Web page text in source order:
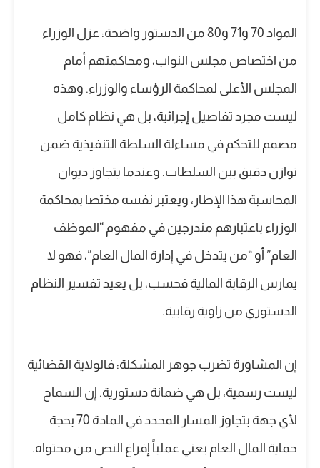
المواد 70 و71 و80 من الدستور واضحة: عزل الوزراء
من اختصاص مجلس النواب، ومحاكمتهم أمام
المجلس الأعلى لمحاكمة الرؤساء والوزراء. وهذه
ليست مجرد تفاصيل إجرائية، بل هي نظام كامل
مصمم للتحكم في مساءلة السلطة التنفيذية ضمن
توازن دقيق بين السلطات. وعندما يتجاوز ديوان
المحاسبة هذا الإطار، ويعتبر نفسه مختصا بمحاكمة
الوزراء باعتبارهم مندرجين في مفهوم “الموظف
العام” أو “من يتدخل في إدارة المال العام”، فهو لا
يمارس الرقابة المالية فحسب، بل يعيد تفسير النظام
الدستوري من زاوية رقابية.
إن المشاورة تضرب جوهر المشكلة: فالولاية القضائية
ليست رسمية، بل هي ضمانة دستورية. إن السماح
لأي جهة بتجاوز المسار المحدد في المادة 70 بحجة
حماية المال العام يعني عملياً إفراغ النص من محتواه.